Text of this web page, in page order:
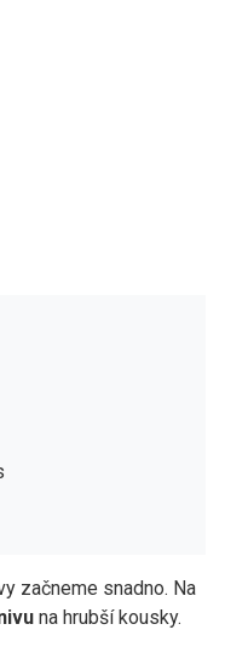
začneme snadno. Na
na hrubší kousky.